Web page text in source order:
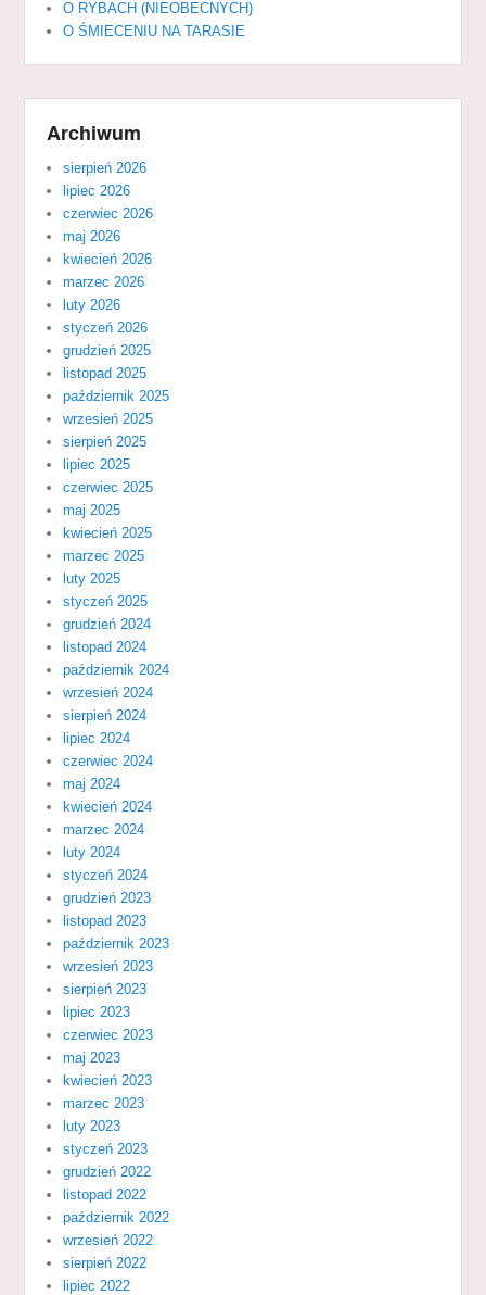
O RYBACH (NIEOBECNYCH)
O ŚMIECENIU NA TARASIE
Archiwum
sierpień 2026
lipiec 2026
czerwiec 2026
maj 2026
kwiecień 2026
marzec 2026
luty 2026
styczeń 2026
grudzień 2025
listopad 2025
październik 2025
wrzesień 2025
sierpień 2025
lipiec 2025
czerwiec 2025
maj 2025
kwiecień 2025
marzec 2025
luty 2025
styczeń 2025
grudzień 2024
listopad 2024
październik 2024
wrzesień 2024
sierpień 2024
lipiec 2024
czerwiec 2024
maj 2024
kwiecień 2024
marzec 2024
luty 2024
styczeń 2024
grudzień 2023
listopad 2023
październik 2023
wrzesień 2023
sierpień 2023
lipiec 2023
czerwiec 2023
maj 2023
kwiecień 2023
marzec 2023
luty 2023
styczeń 2023
grudzień 2022
listopad 2022
październik 2022
wrzesień 2022
sierpień 2022
lipiec 2022